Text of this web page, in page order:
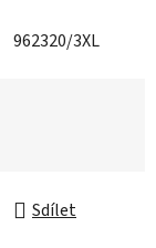
962320/3XL
Sdílet